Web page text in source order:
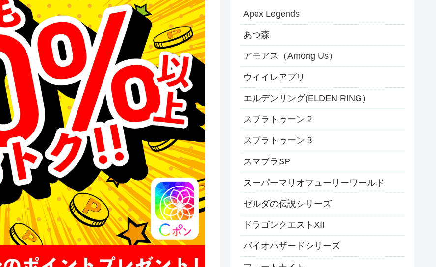
Apex Legends
あつ森
アモアス（Among Us）
ウイイレアプリ
エルデンリング(ELDEN RING）
スプラトゥーン２
スプラトゥーン３
スマブラSP
スーパーマリオフューリーワールド
ゼルダの伝説シリーズ
ドラゴンクエストXII
バイオハザードシリーズ